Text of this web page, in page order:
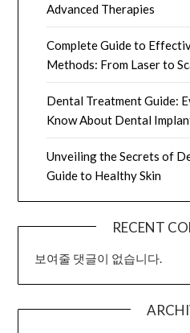
Advanced Therapies
Complete Guide to
Methods: From Laser to
Dental Treatment Guide:
Know About Dental
Unveiling the Secrets of
Guide to Healthy Skin
RECENT
보여줄 댓글이 없습니다.